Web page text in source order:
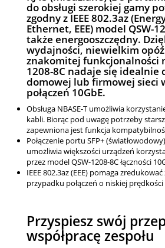
do obsługi szerokiej gamy
zgodny z IEEE 802.3az
Ethernet, EEE) model QSW-
także energooszczędny.
wydajności, niewielkim
znakomitej funkcjonalności
1208-8C nadaje się idealnie
domowej lub firmowej sieci
połączeń 10GbE.
Obsługa NBASE-T umożliwia
kabli. Biorąc pod uwagę potrzeby
zapewniona jest funkcja
Połączenie portu SFP+
umożliwia większości urządzeń
przez model QSW-1208-8C łączności
IEEE 802.3az (EEE) pomaga
przypadku połączeń o niskiej
Przyspiesz swój
współpracę zespołu